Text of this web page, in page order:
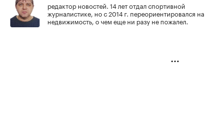
редактор новостей. 14 лет отдал спортивной
журналистике, но с 2014 г. переориентировался на
недвижимость, о чем еще ни разу не пожалел.